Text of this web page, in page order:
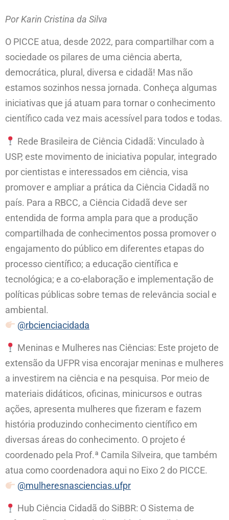
Por Karin Cristina da Silva
O PICCE atua, desde 2022, para compartilhar com a
sociedade os pilares de uma ciência aberta,
democrática, plural, diversa e cidadã! Mas não
estamos sozinhos nessa jornada. Conheça algumas
iniciativas que já atuam para tornar o conhecimento
científico cada vez mais acessível para todos e todas.
Rede Brasileira de Ciência Cidadã: Vinculado à
USP, este movimento de iniciativa popular, integrado
por cientistas e interessados em ciência, visa
promover e ampliar a prática da Ciência Cidadã no
país. Para a RBCC, a Ciência Cidadã deve ser
entendida de forma ampla para que a produção
compartilhada de conhecimentos possa promover o
engajamento do público em diferentes etapas do
processo científico; a educação científica e
tecnológica; e a co-elaboração e implementação de
políticas públicas sobre temas de relevância social e
ambiental.
@rbcienciacidada
Meninas e Mulheres nas Ciências: Este projeto de
extensão da UFPR visa encorajar meninas e mulheres
a investirem na ciência e na pesquisa. Por meio de
materiais didáticos, oficinas, minicursos e outras
ações, apresenta mulheres que fizeram e fazem
história produzindo conhecimento científico em
diversas áreas do conhecimento. O projeto é
coordenado pela Prof.ª Camila Silveira, que também
atua como coordenadora aqui no Eixo 2 do PICCE.
@mulheresnasciencias.ufpr
Hub Ciência Cidadã do SiBBR: O Sistema de